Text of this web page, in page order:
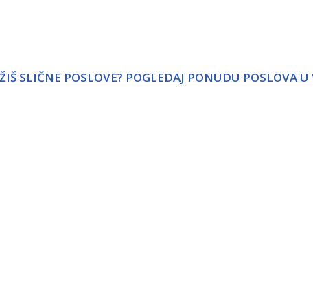
SLIČNE POSLOVE? POGLEDAJ PONUDU POSLOVA U